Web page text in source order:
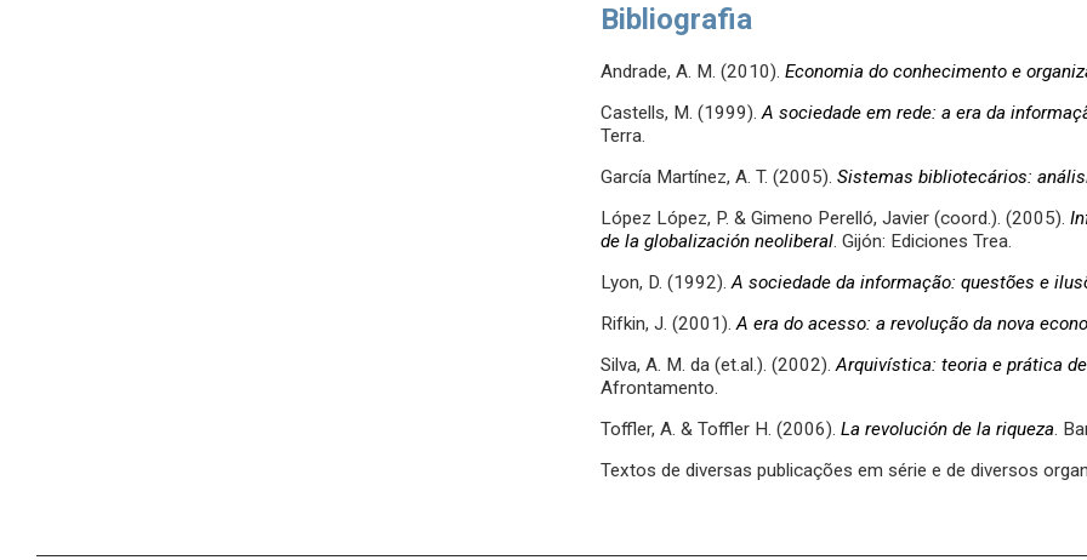
Bibliografia
Andrade, A. M. (2010).Economia do conhecimento e
Castells, M. (1999).A sociedade em rede: a era da
Terra.
García Martínez, A. T. (2005).Sistemas bibliotecários:
López López, P. & Gimeno Perelló, Javier (coord.). (2005).
de la globalización neoliberal. Gijón: Ediciones Trea.
Lyon, D. (1992).A sociedade da informação: questões e
Rifkin, J. (2001).A era do acesso: a revolução da nova
Silva, A. M. da (et.al.). (2002).Arquivística: teoria e prática
Afrontamento.
Toffler, A. & Toffler H. (2006).La revolución de la riqueza.
Textos de diversas publicações em série e de diversos